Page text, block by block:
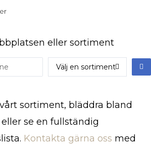
eller sortiment
sortiment, bläddra bland
se en fullständig
Kontakta gärna oss med